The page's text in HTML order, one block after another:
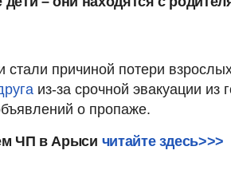
причиной потери
из-за срочной эвакуации из
о пропаже.
ЧП в Арыси читайте здесь>>>